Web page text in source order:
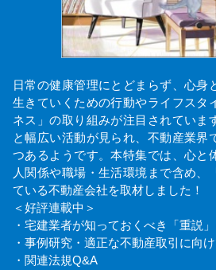
日常の健康管理にとどまらず、心身
生きていくための行動やライフスタ
ネス」の取り組みが注目されてい
と幅広い活動が見られ、不動産業界
つあるようです。本特集では、心と
人関係や職場・生活環境まで含め、
ている不動産会社を取材しました！
＜好評連載中＞
・宅建業者が知っておくべき「重説
・事例研究・適正な不動産取引に向
・関連法規Q&A